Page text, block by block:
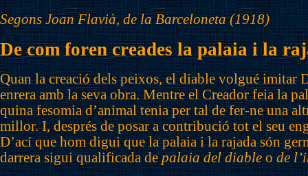
Segons Joan Flavià, de la Barceloneta (1918)
De com foren creades la palaia i la
Quan la creació dels peixos, el diable volgué imitar
enrera amb la seva obra. Mentre el Creador feia la
quina fesomia d’animal tenia per tal de fer-ne una
millor. I, després de posar a contribució tot el seu
D’ací que hom digui que la palaia i la rajada són
darrera sigui qualificada depalaia del diableode